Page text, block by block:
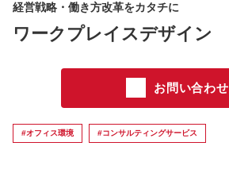
経営戦略・働き方改革をカタチに
ワークプレイスデザイン
お問い合わせ
#オフィス環境 #コンサルティングサービス